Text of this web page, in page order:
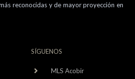
reconocidas y de mayor proyección en
SÍGUENOS
MLS Acobir